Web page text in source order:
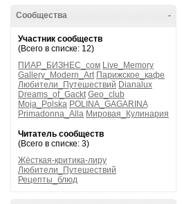
-
Сообщества
Участник сообществ
(Всего в списке: 12)
ПИАР_БИЗНЕС_сом Live_Memory
Gallery_Modern_Art Парижское_кафе
Любители_Путешествий Dianalux
Dreams_of_Gackt Geo_club
Moja_Polska POLINA_GAGARINA
Primadonna_Alla Мировая_Кулинария
Читатель сообществ
(Всего в списке: 3)
Жёсткая-критика-лиру
Любители_Путешествий
Рецепты_блюд